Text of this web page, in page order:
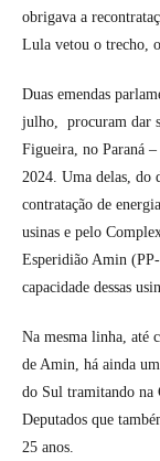
obrigava a
Lula vetou o trecho,
Duas emendas
julho, procuram dar
Figueira, no Paraná
2024. Uma delas, do
contratação de
usinas e pelo
Esperidião Amin
capacidade dessas
Na mesma linha, até
de Amin, há ainda
do Sul tramitando na
Deputados que
25 anos.